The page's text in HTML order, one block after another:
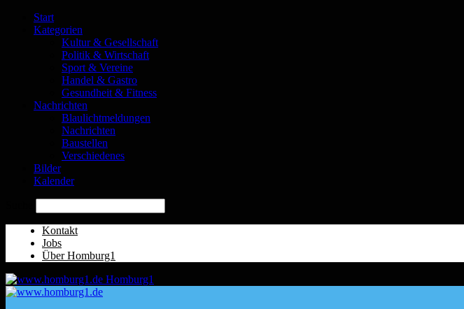
Start
Kategorien
Kultur & Gesellschaft
Politik & Wirtschaft
Sport & Vereine
Handel & Gastro
Gesundheit & Fitness
Nachrichten
Blaulichtmeldungen
Nachrichten
Baustellen
Verschiedenes
Bilder
Kalender
Kontakt
Jobs
Über Homburg1
Homburg1